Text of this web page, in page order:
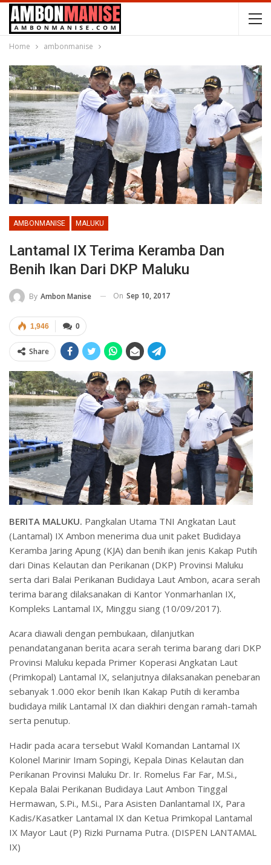
Home ambonmanise
AMBONMANISE MALUKU
Lantamal IX Terima Keramba Dan
Benih Ikan Dari DKP Maluku
By Ambon Manise On Sep 10, 2017
0
1,946
Share
BERITA MALUKU. Pangkalan Utama TNI Angkatan Laut
(Lantamal) IX Ambon menerima dua unit paket Budidaya
Keramba Jaring Apung (KJA) dan benih ikan jenis Kakap Putih
dari Dinas Kelautan dan Perikanan (DKP) Provinsi Maluku
serta dari Balai Perikanan Budidaya Laut Ambon, acara serah
terima barang dilaksanakan di Kantor Yonmarhanlan IX,
Kompleks Lantamal IX, Minggu siang (10/09/2017).
Acara diawali dengan pembukaan, dilanjutkan
penandatanganan berita acara serah terima barang dari DKP
Provinsi Maluku kepada Primer Koperasi Angkatan Laut
(Primkopal) Lantamal IX, selanjutnya dilaksanakan penebaran
sebanyak 1.000 ekor benih Ikan Kakap Putih di keramba
budidaya milik Lantamal IX dan diakhiri dengan ramah-tamah
serta penutup.
Hadir pada acara tersebut Wakil Komandan Lantamal IX
Kolonel Marinir Imam Sopingi, Kepala Dinas Kelautan dan
Perikanan Provinsi Maluku Dr. Ir. Romelus Far Far, M.Si.,
Kepala Balai Perikanan Budidaya Laut Ambon Tinggal
Hermawan, S.Pi., M.Si., Para Asisten Danlantamal IX, Para
Kadis/Kasatker Lantamal IX dan Ketua Primkopal Lantamal
IX Mayor Laut (P) Rizki Purnama Putra. (DISPEN LANTAMAL
IX)